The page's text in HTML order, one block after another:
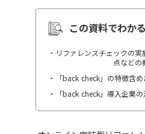
この資料でわか
・リファレンスチェックの
点などの
・「back check」の特徴含
・「back check」導入企業